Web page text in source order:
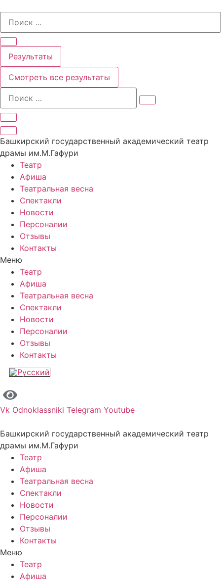
содержимому
Search
Результаты
Смотреть все результаты
Башкирский государственный академический театр
драмы им.М.Гафури
Театр
Афиша
Театральная весна
Спектакли
Новости
Персоналии
Отзывы
Контакты
Меню
Театр
Афиша
Театральная весна
Спектакли
Новости
Персоналии
Отзывы
Контакты
Vk Odnoklassniki Telegram Youtube
Башкирский государственный академический театр
драмы им.М.Гафури
Театр
Афиша
Театральная весна
Спектакли
Новости
Персоналии
Отзывы
Контакты
Меню
Театр
Афиша